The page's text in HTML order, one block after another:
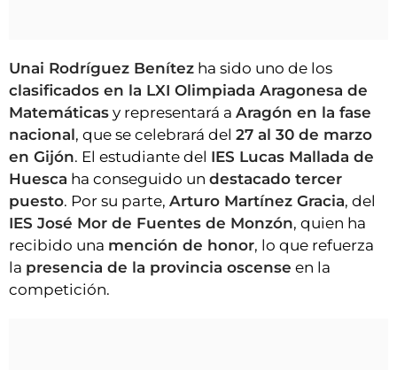
CLUB DEL AMIGO MILITANTE
INICIAR SESIÓN
Unai Rodríguez Benítez ha sido uno de los
clasificados en la LXI Olimpiada Aragonesa de
Matemáticas y representará a Aragón en la fase
nacional, que se celebrará del 27 al 30 de marzo
en Gijón. El estudiante del IES Lucas Mallada de
Huesca ha conseguido un destacado tercer
puesto. Por su parte, Arturo Martínez Gracia, del
IES José Mor de Fuentes de Monzón, quien ha
recibido una mención de honor, lo que refuerza
la presencia de la provincia oscense en la
competición.